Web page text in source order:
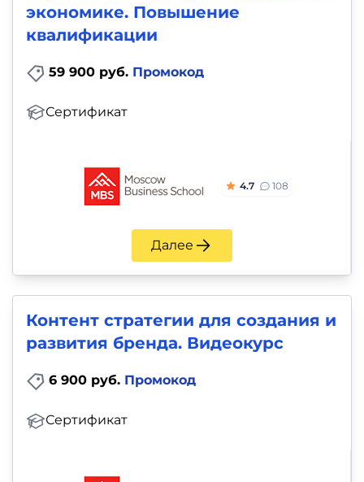
экономике. Повышение
квалификации
59 900 руб. Промокод
Сертификат
4.7 108
Далее
Контент стратегии для создания и
развития бренда. Видеокурс
6 900 руб. Промокод
Сертификат